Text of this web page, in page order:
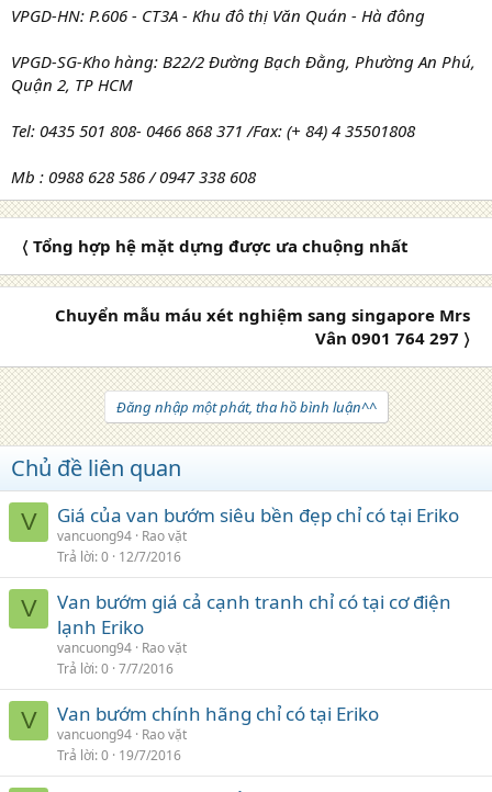
VPGD-HN: P.606 - CT3A - Khu đô thị Văn Quán - Hà đông
VPGD-SG-Kho hàng: B22/2 Đường Bạch Đằng, Phường An Phú,
Quận 2, TP HCM
Tel: 0435 501 808- 0466 868 371 /Fax: (+ 84) 4 35501808
Mb : 0988 628 586 / 0947 338 608
〈 Tổng hợp hệ mặt dựng được ưa chuộng nhất
Chuyển mẫu máu xét nghiệm sang singapore Mrs
Vân 0901 764 297 〉
Đăng nhập một phát, tha hồ bình luận^^
Chủ đề liên quan
V Giá của van bướm siêu bền đẹp chỉ có tại Eriko
vancuong94 Rao vặt
Trả lời 0 12/7/2016
V
Van bướm giá cả cạnh tranh chỉ có tại cơ điện
lạnh Eriko
vancuong94 Rao vặt
Trả lời 0 7/7/2016
V Van bướm chính hãng chỉ có tại Eriko
vancuong94 Rao vặt
Trả lời 0 19/7/2016